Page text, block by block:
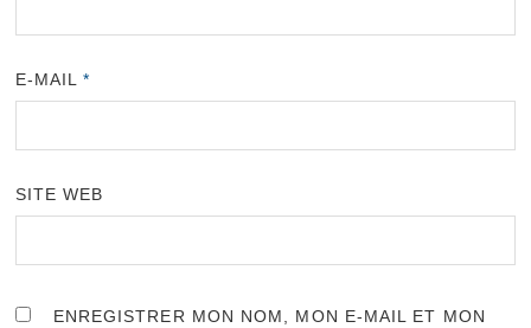
E-MAIL*
SITE WEB
ENREGISTRER MON NOM, MON E-MAIL ET MON